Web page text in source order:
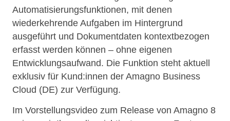
Automatisierungsfunktionen, mit denen
wiederkehrende Aufgaben im Hintergrund
ausgeführt und Dokumentdaten kontextbezogen
erfasst werden können – ohne eigenen
Entwicklungsaufwand. Die Funktion steht aktuell
exklusiv für Kund:innen der Amagno Business
Cloud (DE) zur Verfügung.
Im Vorstellungsvideo zum Release von Amagno 8